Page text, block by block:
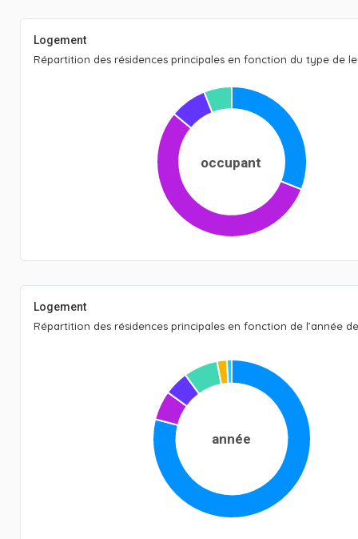
Logement
Répartition des résidences principales en fonction du type de
occupant
Logement
Répartition des résidences principales en fonction de l’année
année